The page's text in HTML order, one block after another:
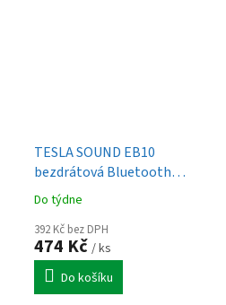
TESLA SOUND EB10
bezdrátová Bluetooth
sluchátka, Ice Blue
Do týdne
392 Kč bez DPH
474 Kč / ks
Do košíku